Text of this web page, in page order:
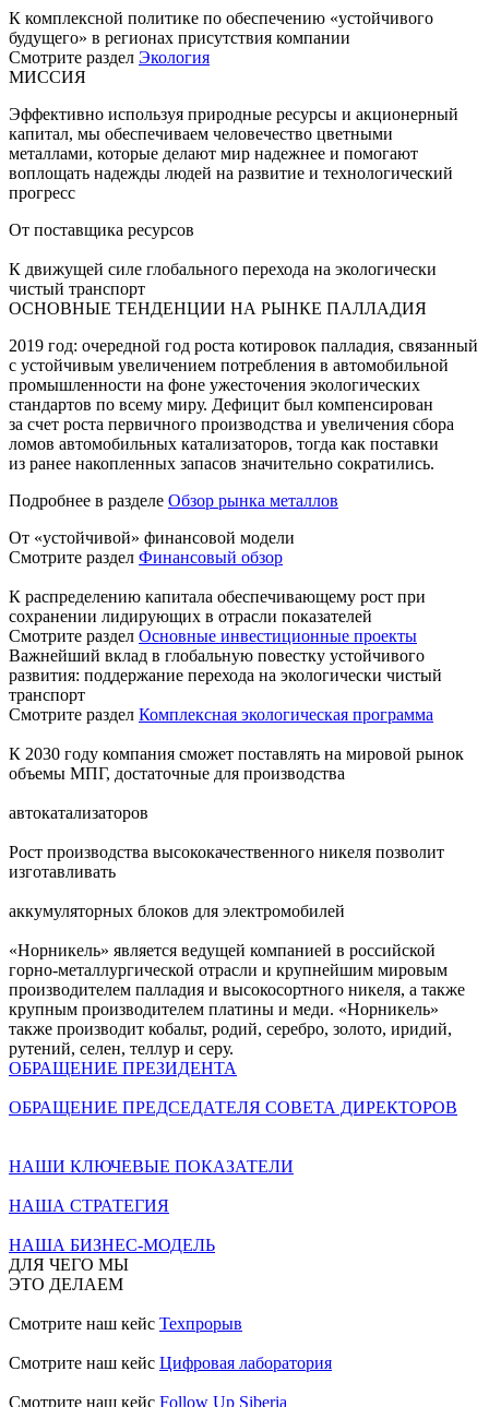
К комплексной политике по обеспечению «устойчивого
будущего» в регионах присутствия компании
Смотрите раздел Экология
МИССИЯ
Эффективно используя природные ресурсы и акционерный
капитал, мы обеспечиваем человечество цветными
металлами, которые делают мир надежнее и помогают
воплощать надежды людей на развитие и технологический
прогресс
От поставщика ресурсов
К движущей силе глобального перехода на экологически
чистый транспорт
ОСНОВНЫЕ ТЕНДЕНЦИИ НА РЫНКЕ ПАЛЛАДИЯ
2019 год: очередной год роста котировок палладия, связанный
с устойчивым увеличением потребления в автомобильной
промышленности на фоне ужесточения экологических
стандартов по всему миру. Дефицит был компенсирован
за счет роста первичного производства и увеличения сбора
ломов автомобильных катализаторов, тогда как поставки
из ранее накопленных запасов значительно сократились.
Подробнее в разделе Обзор рынка металлов
От «устойчивой» финансовой модели
Смотрите раздел Финансовый обзор
К распределению капитала обеспечивающему рост при
сохранении лидирующих в отрасли показателей
Смотрите раздел Основные инвестиционные проекты
Важнейший вклад в глобальную повестку устойчивого
развития: поддержание перехода на экологически чистый
транспорт
Смотрите раздел Комплексная экологическая программа
К 2030 году компания сможет поставлять на мировой рынок
объемы МПГ, достаточные для производства
автокатализаторов
Рост производства высококачественного никеля позволит
изготавливать
аккумуляторных блоков для электромобилей
«Норникель» является ведущей компанией в российской
горно-металлургической отрасли и крупнейшим мировым
производителем палладия и высокосортного никеля, а также
крупным производителем платины и меди. «Норникель»
также производит кобальт, родий, серебро, золото, иридий,
рутений, селен, теллур и серу.
ОБРАЩЕНИЕ ПРЕЗИДЕНТА
ОБРАЩЕНИЕ ПРЕДСЕДАТЕЛЯ СОВЕТА ДИРЕКТОРОВ
НАШИ КЛЮЧЕВЫЕ ПОКАЗАТЕЛИ
НАША СТРАТЕГИЯ
НАША БИЗНЕС-МОДЕЛЬ
ДЛЯ ЧЕГО МЫ
ЭТО ДЕЛАЕМ
Смотрите наш кейс Техпрорыв
Смотрите наш кейс Цифровая лаборатория
Смотрите наш кейс Follow Up Siberia